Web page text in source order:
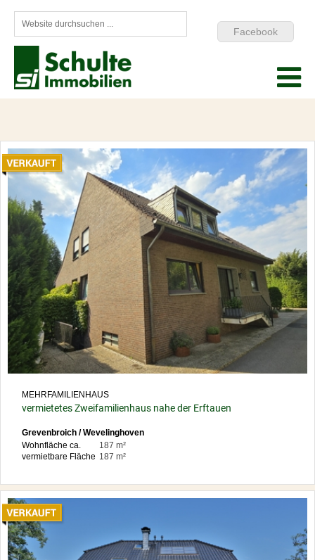
Facebook
MEHRFAMILIENHAUS
vermietetes Zweifamilienhaus nahe der Erftauen
Grevenbroich / Wevelinghoven
Wohnfläche ca.
187 m²
vermietbare Fläche 187 m²